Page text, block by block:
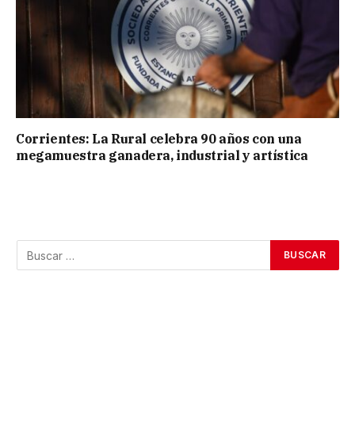
Corrientes: La Rural celebra 90 años con una
megamuestra ganadera, industrial y artística